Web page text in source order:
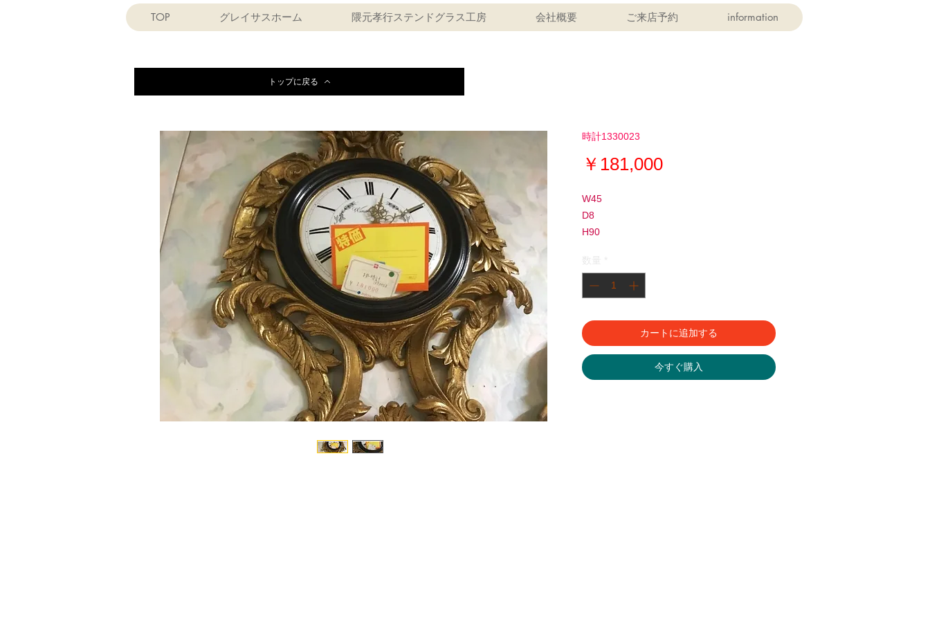
TOP グレイサスホーム 隈元孝行ステンドグラス工房 会社概要 ご来店予約 information
時計1330023
￥181,000価
W45
D8
H90
カートに追加する
今すぐ購入
トップに戻る